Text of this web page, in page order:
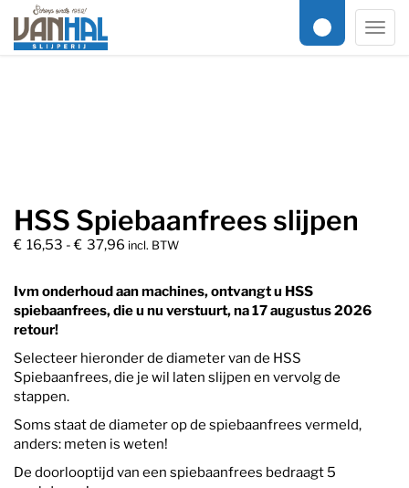
Online slijpservice / HSS Spiebaanfrees slijpen
HSS Spiebaanfrees slijpen
€ 16,53 - € 37,96 Prijsklasse: €16,53 tot €37,96
incl. BTW
Ivm onderhoud aan machines, ontvangt u HSS
spiebaanfrees, die u nu verstuurt, na 17 augustus 2026
retour!
Selecteer hieronder de diameter van de HSS
Spiebaanfrees, die je wil laten slijpen en vervolg de
stappen.
Soms staat de diameter op de spiebaanfrees vermeld,
anders: meten is weten!
De doorlooptijd van een spiebaanfrees bedraagt 5